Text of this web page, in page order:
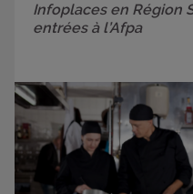
Infoplaces en Région
entrées à l’Afpa